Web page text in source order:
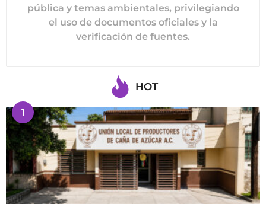
pública y temas ambientales, privilegiando
el uso de documentos oficiales y la
verificación de fuentes.
HOT
1